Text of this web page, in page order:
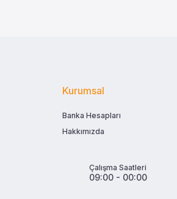
Kurumsal
Banka Hesapları
Hakkımızda
Çalışma Saatleri
09:00 - 00:00